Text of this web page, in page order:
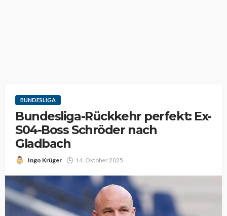
BUNDESLIGA
Bundesliga-Rückkehr perfekt: Ex-
S04-Boss Schröder nach
Gladbach
Ingo Krüger 14. Oktober 2025